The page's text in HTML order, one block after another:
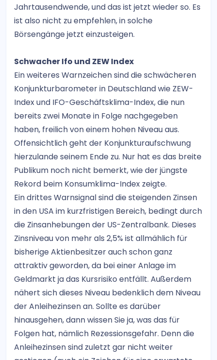
Jahrtausendwende, und das ist jetzt wieder so. Es
ist also nicht zu empfehlen, in solche
Börsengänge jetzt einzusteigen.
Schwacher Ifo und ZEW Index
Ein weiteres Warnzeichen sind die schwächeren
Konjunkturbarometer in Deutschland wie ZEW-
Index und IFO-Geschäftsklima-Index, die nun
bereits zwei Monate in Folge nachgegeben
haben, freilich von einem hohen Niveau aus.
Offensichtlich geht der Konjunkturaufschwung
hierzulande seinem Ende zu. Nur hat es das breite
Publikum noch nicht bemerkt, wie der jüngste
Rekord beim Konsumklima-Index zeigte.
Ein drittes Warnsignal sind die steigenden Zinsen
in den USA im kurzfristigen Bereich, bedingt durch
die Zinsanhebungen der US-Zentralbank. Dieses
Zinsniveau von mehr als 2,5% ist allmählich für
bisherige Aktienbesitzer auch schon ganz
attraktiv geworden, da bei einer Anlage im
Geldmarkt ja das Kursrisiko entfällt. Außerdem
nähert sich dieses Niveau bedenklich dem Niveau
der Anleihezinsen an. Sollte es darüber
hinausgehen, dann wissen Sie ja, was das für
Folgen hat, nämlich Rezessionsgefahr. Denn die
Anleihezinsen sind zuletzt gar nicht weiter